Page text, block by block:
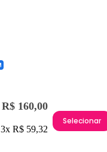
R$ 160,00
3x R$ 59,32
Selecionar